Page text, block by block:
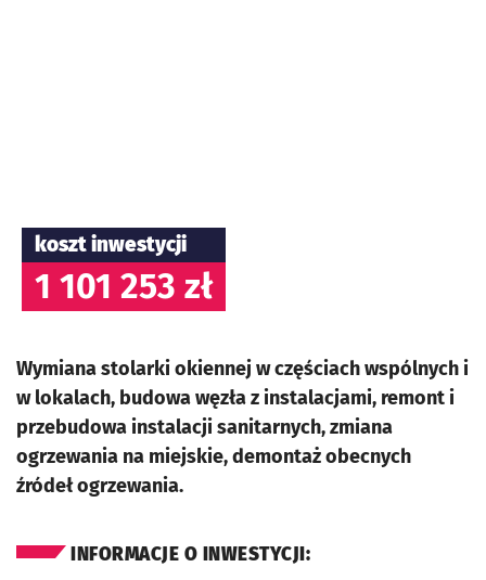
koszt inwestycji
1 101 253 zł
Wymiana stolarki okiennej w częściach wspólnych i
w lokalach, budowa węzła z instalacjami, remont i
przebudowa instalacji sanitarnych, zmiana
ogrzewania na miejskie, demontaż obecnych
źródeł ogrzewania.
INFORMACJE O INWESTYCJI: